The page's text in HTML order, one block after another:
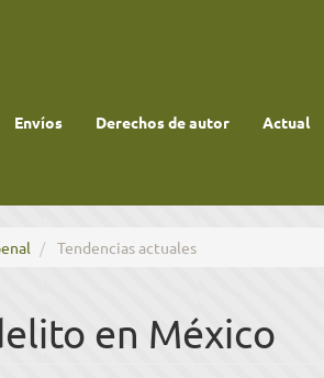
Envíos Derechos de autor Actual
Tendencias actuales
en México